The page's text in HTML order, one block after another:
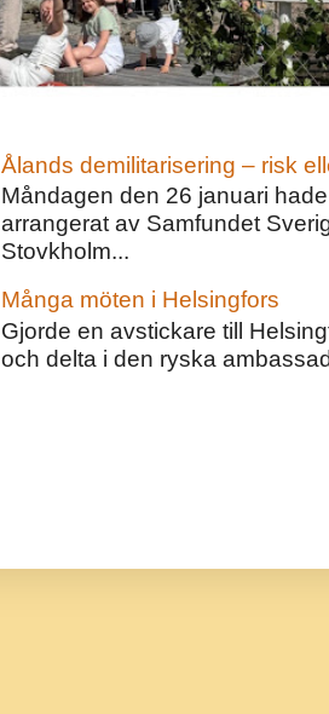
Ålands demilitarisering – risk
Måndagen den 26 januari
arrangerat av Samfundet
Stovkholm...
Många möten i Helsingfors
Gjorde en avstickare till
och delta i den ryska